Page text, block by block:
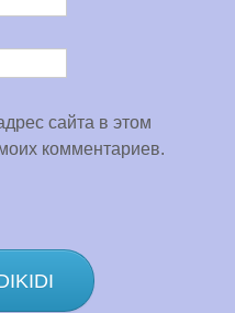
сайта в этом
комментариев.